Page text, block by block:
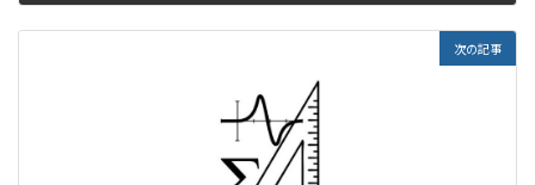
次の記事